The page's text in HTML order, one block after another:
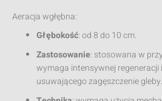
Aeracja wgłębna:
Głębokość: od 8 do 10 cm.
Zastosowanie: stosowana w
wymaga intensywnej regeneracji
usuwającego zagęszczenie gleby.